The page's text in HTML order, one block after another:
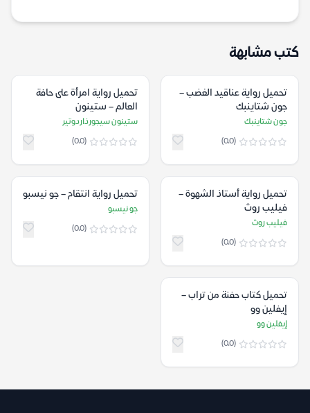
كتب مشابهة
تحميل رواية عناقيد الغضب –
جون شتاينبك
جون شتاينبك
(0.0)
تحميل رواية امرأة على حافة
العالم – ستينون
سيجورذاردوتير
ستينون سيجورذاردوتير
(0.0)
تحميل رواية أستاذ الشهوة –
فيليب روث
فيليب روث
(0.0)
تحميل رواية انتقام – جو نيسبو
جو نيسبو
(0.0)
تحميل كتاب حفنة من تراب –
إيفلين وو
إيفلين وو
(0.0)